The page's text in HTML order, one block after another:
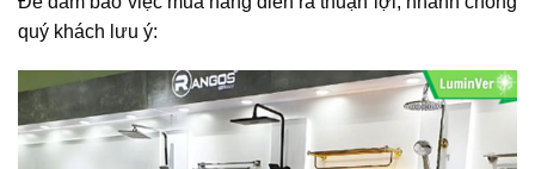
quý khách lưu ý: